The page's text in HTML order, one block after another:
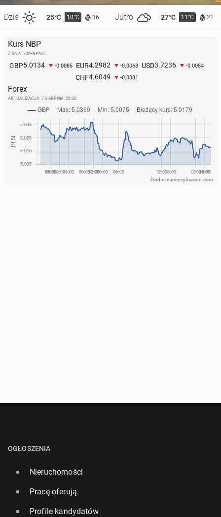
Dziś 25°C 10°C 36 Jutro 27°C 11°C 21
Kurs NBP
Z DNIA: 7 SIERPNIA
GBP5.0134 -0.0085 EUR4.2982 -0.0068 USD3.7236 -0.0084
CHF4.6049 -0.0031
Forex
AKTUALIZACJA: 7 SIERPNIA, 22:00
Źródło: currencybeacon.com
OGŁOSZENIA
Nieruchomości
Pracę oferują
Profile kandydatów